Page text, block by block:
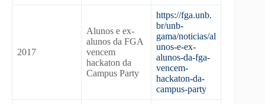
2017
Alunos e ex-
alunos da FGA
vencem
hackaton da
Campus Party
https://fga.unb.
br/unb-
gama/noticias/al
unos-e-ex-
alunos-da-fga-
vencem-
hackaton-da-
campus-party